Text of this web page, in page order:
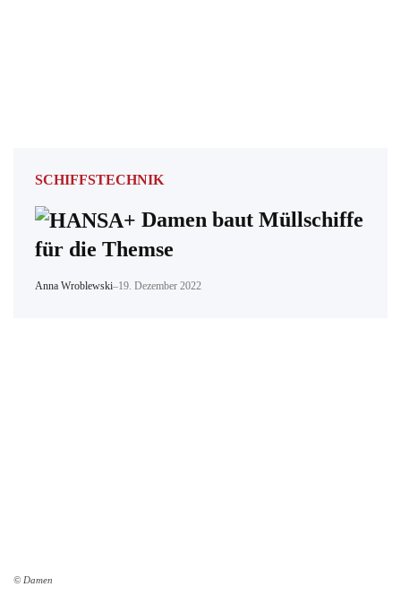
SCHIFFSTECHNIK
Damen baut Müllschiffe
für die Themse
Anna Wroblewski–19. Dezember 2022
© Damen